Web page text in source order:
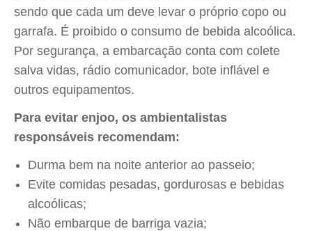
sendo que cada um deve levar o próprio copo ou
garrafa. É proibido o consumo de bebida alcoólica.
Por segurança, a embarcação conta com colete
salva vidas, rádio comunicador, bote inflável e
outros equipamentos.
Para evitar enjoo, os ambientalistas
responsáveis recomendam:
Durma bem na noite anterior ao passeio;
Evite comidas pesadas, gordurosas e bebidas
alcoólicas;
Não embarque de barriga vazia;